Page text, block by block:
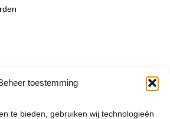
toestemming
te bieden, gebruiken wij technologieën